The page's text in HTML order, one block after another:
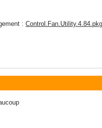
: Control.Fan.Utility.4.84.pkg